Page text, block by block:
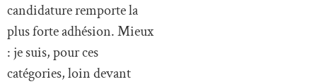
candidature remporte la
plus forte adhésion. Mieux
: je suis, pour ces
catégories, loin devant